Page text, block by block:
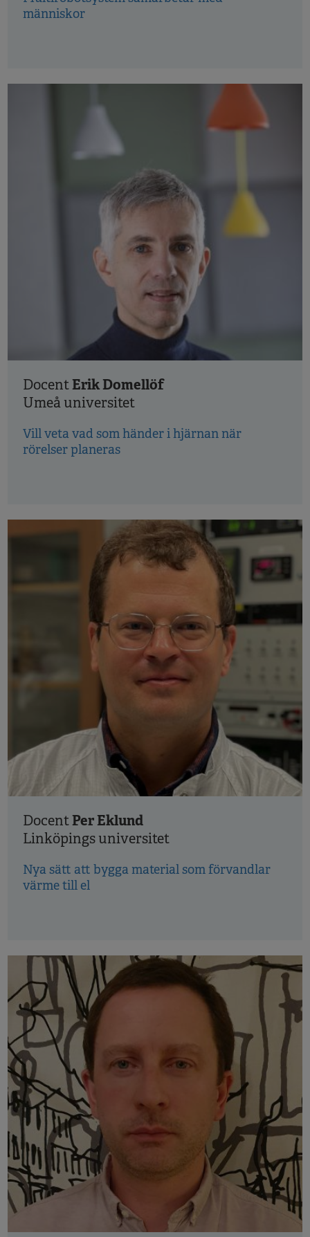
människor
DocentErik Domellöf
Umeå universitet
Vill veta vad som händer i hjärnan när
rörelser planeras
DocentPer Eklund
Linköpings universitet
Nya sätt att bygga material som förvandlar
värme till el